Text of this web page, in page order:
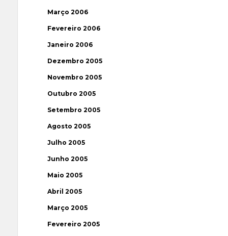
Março 2006
Fevereiro 2006
Janeiro 2006
Dezembro 2005
Novembro 2005
Outubro 2005
Setembro 2005
Agosto 2005
Julho 2005
Junho 2005
Maio 2005
Abril 2005
Março 2005
Fevereiro 2005